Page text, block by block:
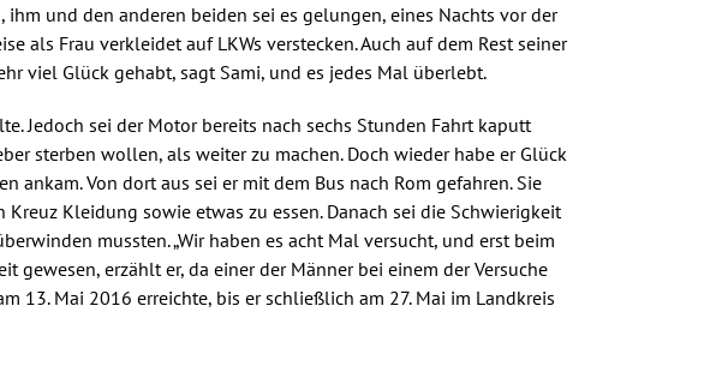
und den anderen beiden sei es gelungen, eines Nachts vor der
als Frau verkleidet auf LKWs verstecken. Auch auf dem Rest seiner
viel Glück gehabt, sagt Sami, und es jedes Mal überlebt.
Jedoch sei der Motor bereits nach sechs Stunden Fahrt kaputt
sterben wollen, als weiter zu machen. Doch wieder habe er Glück
Von dort aus sei er mit dem Bus nach Rom gefahren. Sie
Kleidung sowie etwas zu essen. Danach sei die Schwierigkeit
mussten. „Wir haben es acht Mal versucht, und erst beim
gewesen, erzählt er, da einer der Männer bei einem der Versuche
13. Mai 2016 erreichte, bis er schließlich am 27. Mai im Landkreis